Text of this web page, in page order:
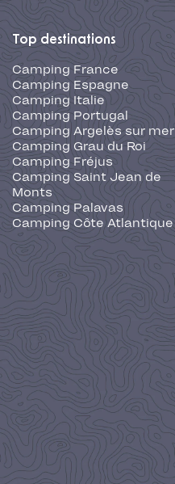
Top destinations
Camping France
Camping Espagne
Camping Italie
Camping Portugal
Camping Argelès sur mer
Camping Grau du Roi
Camping Fréjus
Camping Saint Jean de
Monts
Camping Palavas
Camping Côte Atlantique